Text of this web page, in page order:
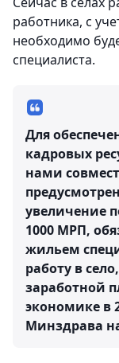
работника, с
необходимо
специалиста.
Для
кадровых
нами
увеличение
1000 МРП,
жильем
работу в
заработной
экономике в
Минздрава